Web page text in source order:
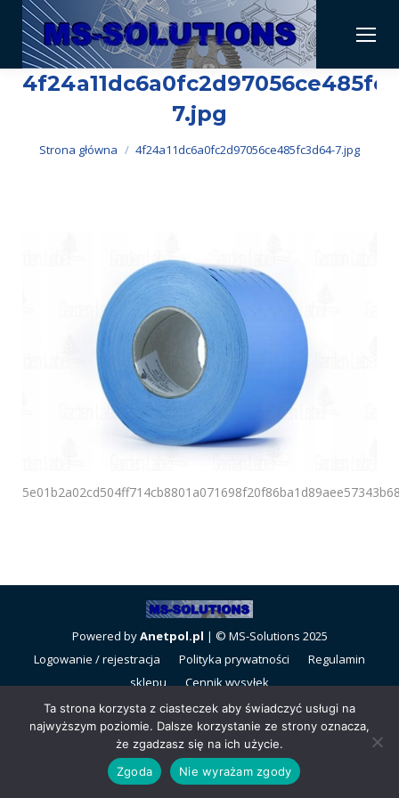
7.jpg
Jesteś tutaj:
Strona główna 4f24a11dc6a0fc2d97056ce485fc3d64-7.jpg
Powered byAnetpol.pl | © MS-Solutions 2025
Logowanie / rejestracja
Polityka prywatności
Regulamin
sklepu
Cennik wysyłek
Ta strona korzysta z ciasteczek aby świadczyć usługi na
najwyższym poziomie. Dalsze korzystanie ze strony oznacza,
że zgadzasz się na ich użycie.
Zgoda
Nie wyrażam zgody